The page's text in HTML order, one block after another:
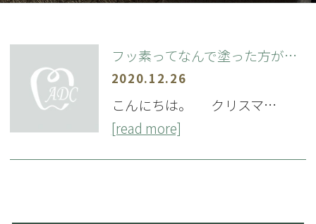
フッ素ってなんで塗った方がいいの？
2020.12.26
こんにちは。 クリスマ…
[read more]